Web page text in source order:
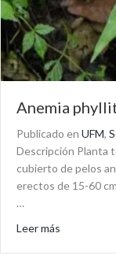
Anemia
Publicado en UFM,
Descripción Planta
cubierto de pelos
erectos de 15-60
…
Leer más